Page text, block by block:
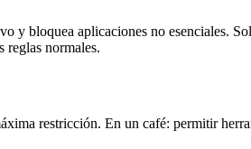
bloquea aplicaciones no esenciales.
reglas normales.
restricción. En un café: permitir